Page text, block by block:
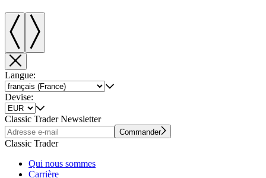
Langue:
Devise:
Classic Trader Newsletter
Commander
Classic Trader
Qui nous sommes
Carrière